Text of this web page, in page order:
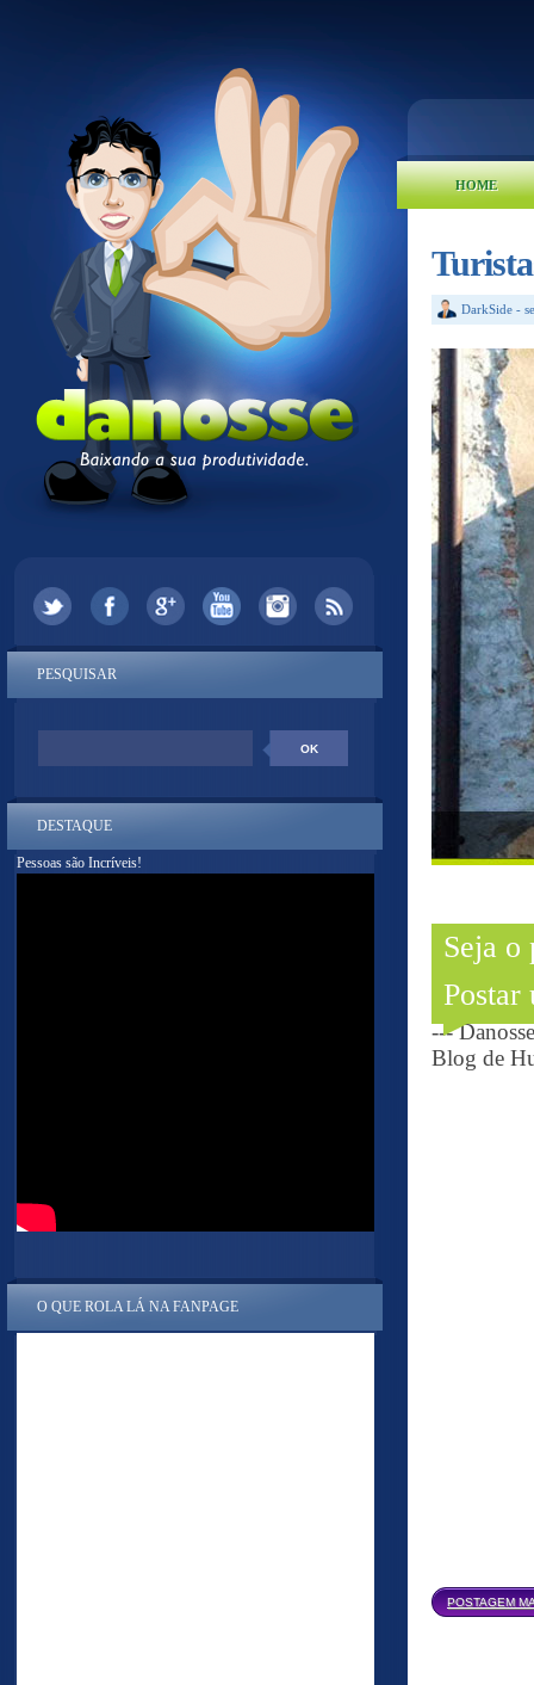
HOME
DarkSide -
Seja o
Postar
---
Blog de
POSTAGEM
PESQUISAR
DESTAQUE
Pessoas são Incríveis!
O QUE ROLA LÁ NA FANPAGE